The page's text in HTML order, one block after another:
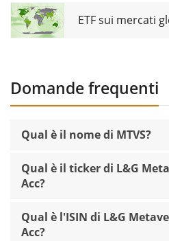
ETF sui mercati
Domande frequenti
Qual è il nome di MTVS?
Qual è il ticker di L&G
Acc?
Qual è l'ISIN di L&G
Acc?